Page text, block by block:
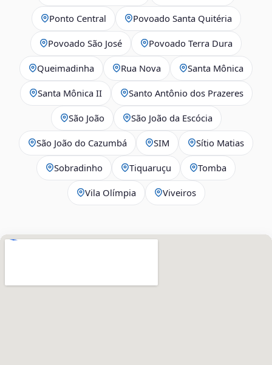
Ponto Central Povoado Santa Quitéria
Povoado São José Povoado Terra Dura
Queimadinha Rua Nova Santa Mônica
Santa Mônica II Santo Antônio dos Prazeres
São João São João da Escócia
São João do Cazumbá SIM Sítio Matias
Sobradinho Tiquaruçu Tomba
Vila Olímpia Viveiros